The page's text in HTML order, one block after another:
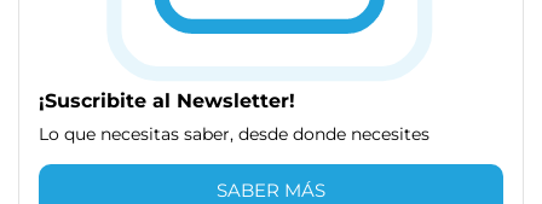
¡Suscribite al Newsletter!
Lo que necesitas saber, desde donde necesites
SABER MÁS